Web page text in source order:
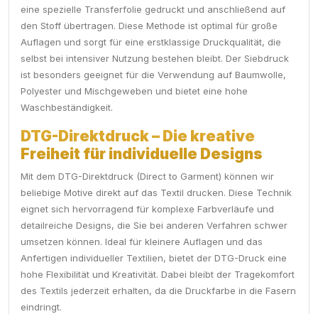
eine spezielle Transferfolie gedruckt und anschließend auf
den Stoff übertragen. Diese Methode ist optimal für große
Auflagen und sorgt für eine erstklassige Druckqualität, die
selbst bei intensiver Nutzung bestehen bleibt. Der Siebdruck
ist besonders geeignet für die Verwendung auf Baumwolle,
Polyester und Mischgeweben und bietet eine hohe
Waschbeständigkeit.
DTG-Direktdruck – Die kreative
Freiheit für individuelle Designs
Mit dem DTG-Direktdruck (Direct to Garment) können wir
beliebige Motive direkt auf das Textil drucken. Diese Technik
eignet sich hervorragend für komplexe Farbverläufe und
detailreiche Designs, die Sie bei anderen Verfahren schwer
umsetzen können. Ideal für kleinere Auflagen und das
Anfertigen individueller Textilien, bietet der DTG-Druck eine
hohe Flexibilität und Kreativität. Dabei bleibt der Tragekomfort
des Textils jederzeit erhalten, da die Druckfarbe in die Fasern
eindringt.